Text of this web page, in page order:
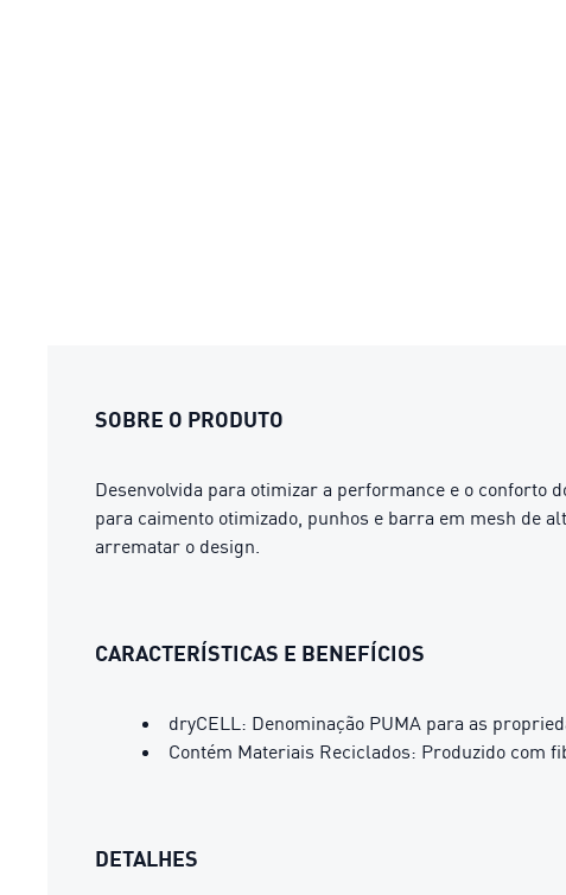
SOBRE O PRODUTO
Desenvolvida para otimizar a performance e o conforto
para caimento otimizado, punhos e barra em mesh de
arrematar o design.
CARACTERÍSTICAS E BENEFÍCIOS
dryCELL: Denominação PUMA para as
Contém Materiais Reciclados: Produzido com
DETALHES